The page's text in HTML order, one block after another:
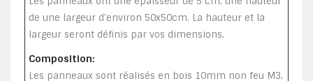
de une largeur d'environ 50x50cm. La hauteur et la
largeur seront définis par vos dimensions.
Composition:
Les panneaux sont réalisés en bois 10mm non feu M3,